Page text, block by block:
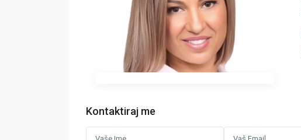
Kontaktiraj me